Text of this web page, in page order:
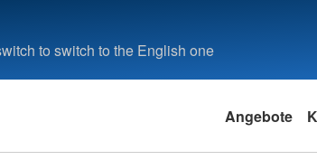
to switch to the English one
Angebote